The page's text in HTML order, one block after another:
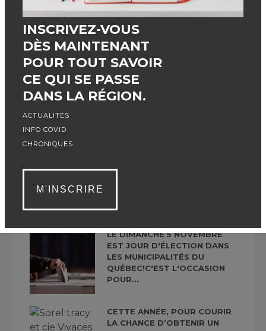
INSCRIVEZ-VOUS
DÈS MAINTENANT
POUR TOUT SAVOIR
CE QUI SE PASSE
DANS LA RÉGION.
ACTUALITÉS
INFO COVID
CHRONIQUES
M'INSCRIRE
DES CHRONIQUES QUI POURRAIENT
LORS DE MA DERNIÈRE
CHRONIQUE, JE VOUS AI
PARLÉ DE MON COURT
COMPTE QUE 75 % DE NOS
LE DIMANCHE 5 NOVEMBRE
EST JOUR D'ÉLECTION DANS
LES MUNICIPALITÉS DU
QUÉBEC!C'EST L'OCCASION
POUR...
CETTE ANNÉE, POUR COURIR
LA CHANCE D’OBTENIR UN